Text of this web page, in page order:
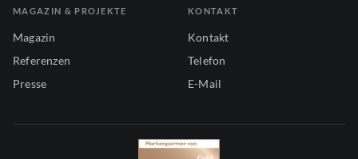
MAGAZIN & PROJEKTE
Magazin
Referenzen
Presse
KONTAKT
Kontakt
Telefon
E-Mail